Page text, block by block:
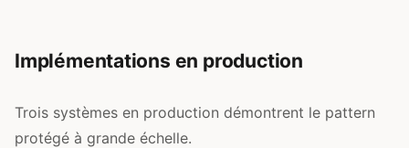
Implémentations en production
Trois systèmes en production démontrent le pattern
protégé à grande échelle.